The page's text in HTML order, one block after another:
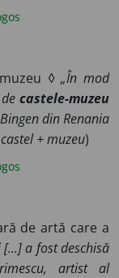
◊„În mod
castele-muzeu
din Renania
castel + muzeu)
de artă care a
[...] a fost deschisă
artist al